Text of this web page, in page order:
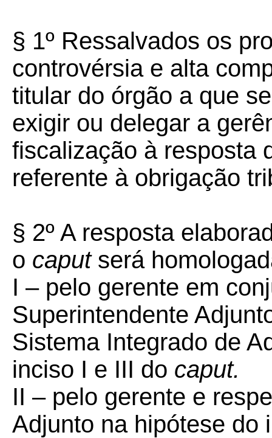
§ 1º Ressalvados os
controvérsia e alta
titular do órgão a que
exigir ou delegar a
fiscalização à resposta
referente à obrigação
§ 2º A resposta
o caputserá
I – pelo gerente em
Superintendente
Sistema Integrado de
inciso I e III do caput.
II – pelo gerente e
Adjunto na hipótese do